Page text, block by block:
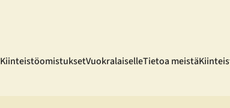
KiinteistöomistuksetVuokralaiselleTietoa meistä